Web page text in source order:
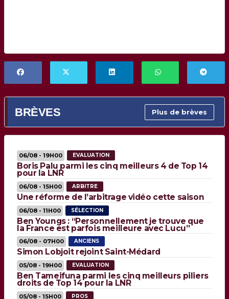
BRÈVES Plus de brèves
06/08 - 19H00 EVALUATION
Boris Palu parmi les cinq meilleurs 4 de Top 14
pour la LNR
06/08 - 15H00 ARBITRE
Une réforme de l’arbitrage vidéo cette saison
06/08 - 11H00 SÉLECTION
Ben Youngs : “Personnellement je trouve que
la France est parfois meilleure avec Lucu”
06/08 - 07H00 ANCIENS
Simon Lobjoit rejoint Saint-Médard
05/08 - 19H00 EVALUATION
Ben Tameifuna parmi les cinq meilleurs piliers
droits de Top 14 pour la LNR
05/08 - 15H00 PROS